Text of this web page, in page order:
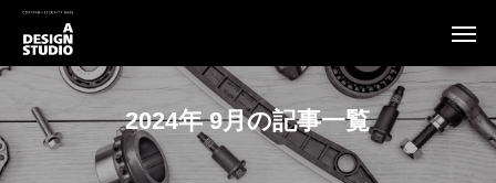
2024年 9月の記事一覧